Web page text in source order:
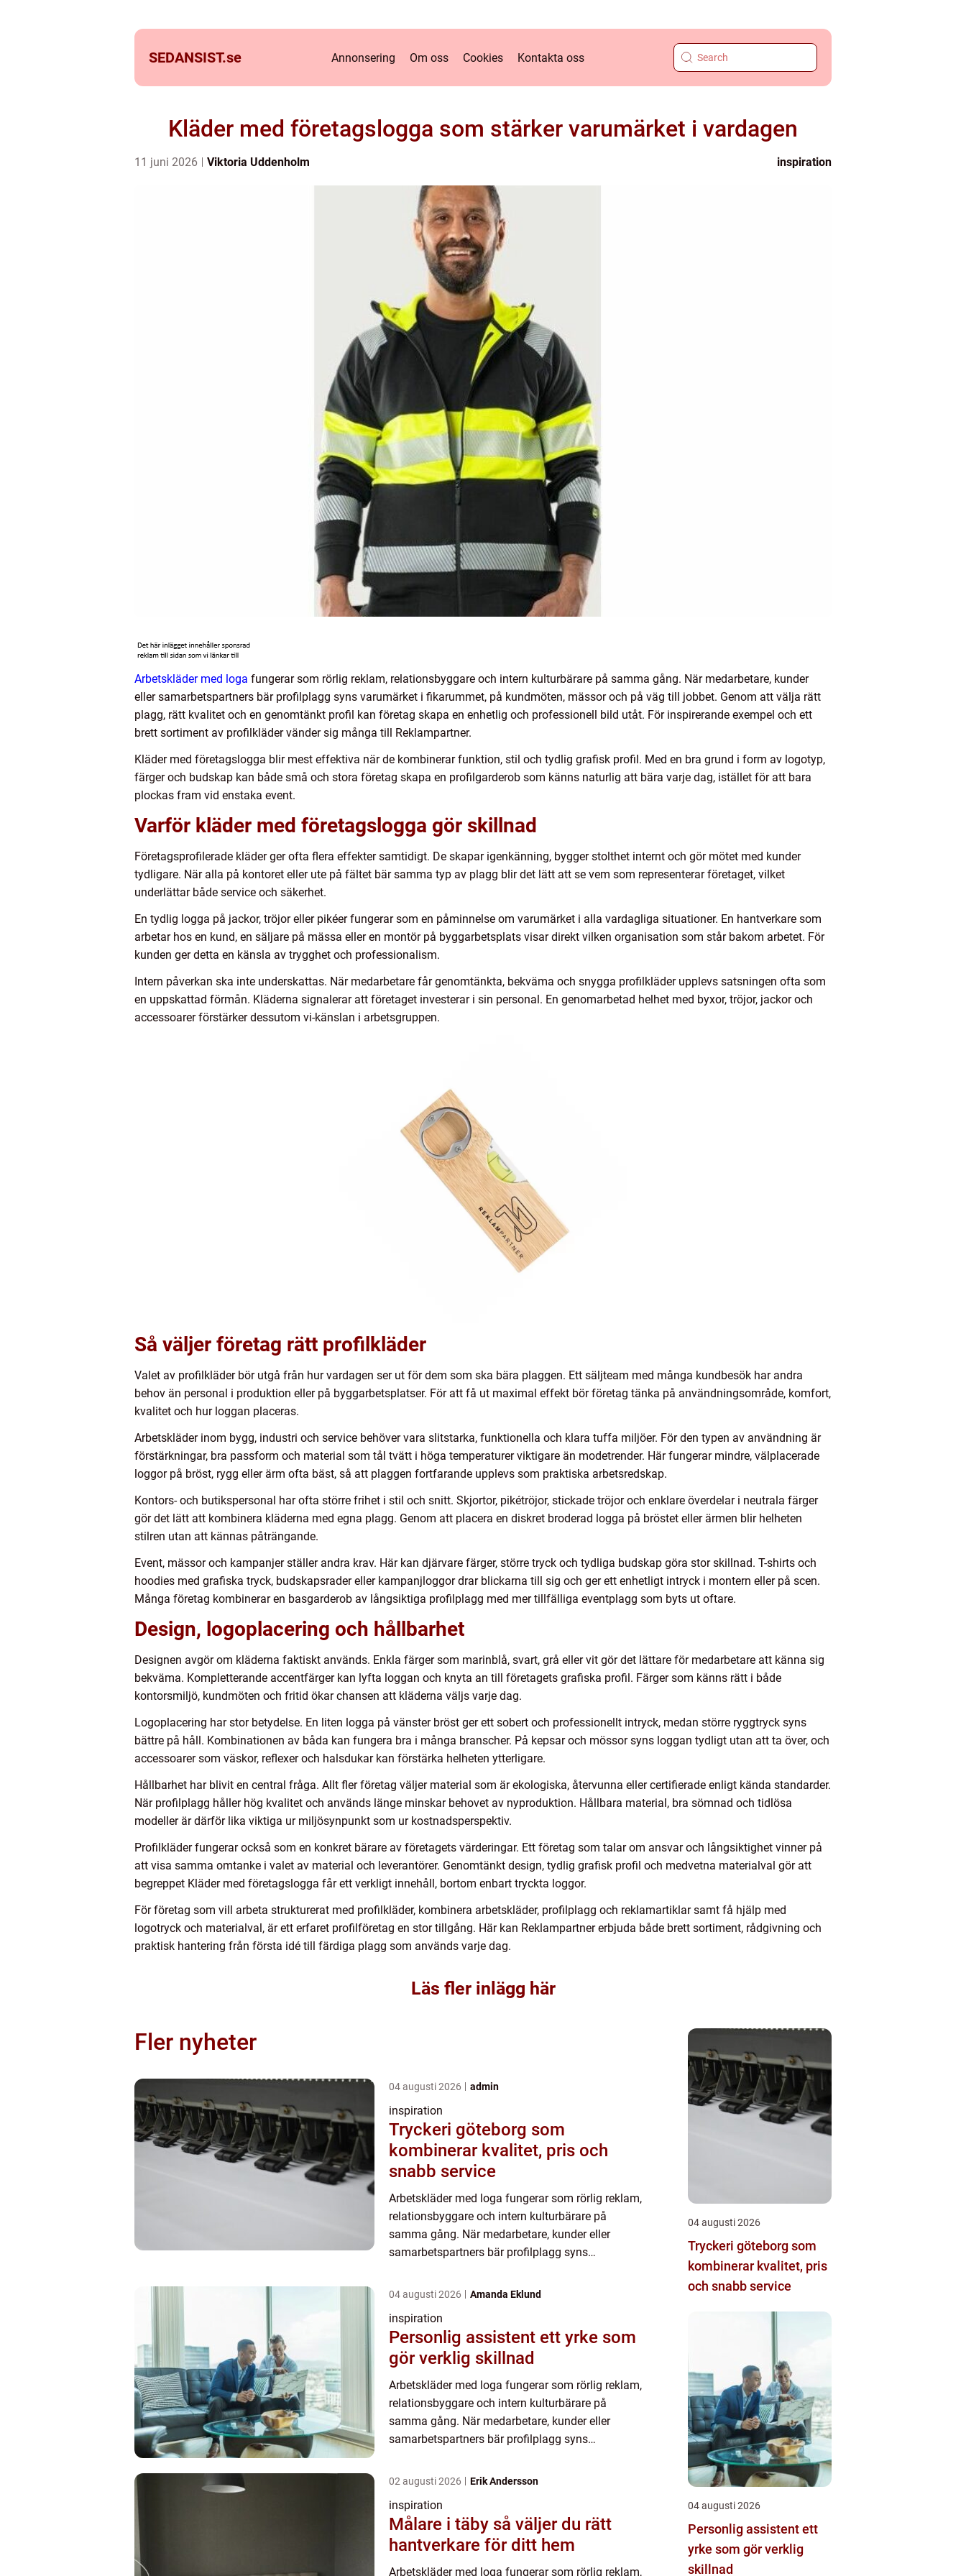
SEDANSIST.se Annonsering Om oss Cookies Kontakta oss
Kläder med företagslogga som stärker varumärket i vardagen
11 juni 2026 Viktoria Uddenholm inspiration
Arbetskläder med loga fungerar som rörlig reklam, relationsbyggare och intern kulturbärare på samma gång. När medarbetare, kunder
eller samarbetspartners bär profilplagg syns varumärket i fikarummet, på kundmöten, mässor och på väg till jobbet. Genom att välja rätt
plagg, rätt kvalitet och en genomtänkt profil kan företag skapa en enhetlig och professionell bild utåt. För inspirerande exempel och ett
brett sortiment av profilkläder vänder sig många till Reklampartner.
Kläder med företagslogga blir mest effektiva när de kombinerar funktion, stil och tydlig grafisk profil. Med en bra grund i form av logotyp,
färger och budskap kan både små och stora företag skapa en profilgarderob som känns naturlig att bära varje dag, istället för att bara
plockas fram vid enstaka event.
Varför kläder med företagslogga gör skillnad
Företagsprofilerade kläder ger ofta flera effekter samtidigt. De skapar igenkänning, bygger stolthet internt och gör mötet med kunder
tydligare. När alla på kontoret eller ute på fältet bär samma typ av plagg blir det lätt att se vem som representerar företaget, vilket
underlättar både service och säkerhet.
En tydlig logga på jackor, tröjor eller pikéer fungerar som en påminnelse om varumärket i alla vardagliga situationer. En hantverkare som
arbetar hos en kund, en säljare på mässa eller en montör på byggarbetsplats visar direkt vilken organisation som står bakom arbetet. För
kunden ger detta en känsla av trygghet och professionalism.
Intern påverkan ska inte underskattas. När medarbetare får genomtänkta, bekväma och snygga profilkläder upplevs satsningen ofta som
en uppskattad förmån. Kläderna signalerar att företaget investerar i sin personal. En genomarbetad helhet med byxor, tröjor, jackor och
accessoarer förstärker dessutom vi-känslan i arbetsgruppen.
Så väljer företag rätt profilkläder
Valet av profilkläder bör utgå från hur vardagen ser ut för dem som ska bära plaggen. Ett säljteam med många kundbesök har andra
behov än personal i produktion eller på byggarbetsplatser. För att få ut maximal effekt bör företag tänka på användningsområde, komfort,
kvalitet och hur loggan placeras.
Arbetskläder inom bygg, industri och service behöver vara slitstarka, funktionella och klara tuffa miljöer. För den typen av användning är
förstärkningar, bra passform och material som tål tvätt i höga temperaturer viktigare än modetrender. Här fungerar mindre, välplacerade
loggor på bröst, rygg eller ärm ofta bäst, så att plaggen fortfarande upplevs som praktiska arbetsredskap.
Kontors- och butikspersonal har ofta större frihet i stil och snitt. Skjortor, pikétröjor, stickade tröjor och enklare överdelar i neutrala färger
gör det lätt att kombinera kläderna med egna plagg. Genom att placera en diskret broderad logga på bröstet eller ärmen blir helheten
stilren utan att kännas påträngande.
Event, mässor och kampanjer ställer andra krav. Här kan djärvare färger, större tryck och tydliga budskap göra stor skillnad. T-shirts och
hoodies med grafiska tryck, budskapsrader eller kampanjloggor drar blickarna till sig och ger ett enhetligt intryck i montern eller på scen.
Många företag kombinerar en basgarderob av långsiktiga profilplagg med mer tillfälliga eventplagg som byts ut oftare.
Design, logoplacering och hållbarhet
Designen avgör om kläderna faktiskt används. Enkla färger som marinblå, svart, grå eller vit gör det lättare för medarbetare att känna sig
bekväma. Kompletterande accentfärger kan lyfta loggan och knyta an till företagets grafiska profil. Färger som känns rätt i både
kontorsmiljö, kundmöten och fritid ökar chansen att kläderna väljs varje dag.
Logoplacering har stor betydelse. En liten logga på vänster bröst ger ett sobert och professionellt intryck, medan större ryggtryck syns
bättre på håll. Kombinationen av båda kan fungera bra i många branscher. På kepsar och mössor syns loggan tydligt utan att ta över, och
accessoarer som väskor, reflexer och halsdukar kan förstärka helheten ytterligare.
Hållbarhet har blivit en central fråga. Allt fler företag väljer material som är ekologiska, återvunna eller certifierade enligt kända standarder.
När profilplagg håller hög kvalitet och används länge minskar behovet av nyproduktion. Hållbara material, bra sömnad och tidlösa
modeller är därför lika viktiga ur miljösynpunkt som ur kostnadsperspektiv.
Profilkläder fungerar också som en konkret bärare av företagets värderingar. Ett företag som talar om ansvar och långsiktighet vinner på
att visa samma omtanke i valet av material och leverantörer. Genomtänkt design, tydlig grafisk profil och medvetna materialval gör att
begreppet Kläder med företagslogga får ett verkligt innehåll, bortom enbart tryckta loggor.
För företag som vill arbeta strukturerat med profilkläder, kombinera arbetskläder, profilplagg och reklamartiklar samt få hjälp med
logotryck och materialval, är ett erfaret profilföretag en stor tillgång. Här kan Reklampartner erbjuda både brett sortiment, rådgivning och
praktisk hantering från första idé till färdiga plagg som används varje dag.
Läs fler inlägg här
Fler nyheter
04 augusti 2026 admin
inspiration
Tryckeri göteborg som
kombinerar kvalitet, pris och
snabb service
Arbetskläder med loga fungerar som rörlig reklam,
relationsbyggare och intern kulturbärare på
samma gång. När medarbetare, kunder eller
samarbetspartners bär profilplagg syns
04 augusti 2026 Amanda Eklund
inspiration
Personlig assistent ett yrke som
gör verklig skillnad
Arbetskläder med loga fungerar som rörlig reklam,
relationsbyggare och intern kulturbärare på
samma gång. När medarbetare, kunder eller
samarbetspartners bär profilplagg syns
02 augusti 2026 Erik Andersson
inspiration
Målare i täby så väljer du rätt
hantverkare för ditt hem
Arbetskläder med loga fungerar som rörlig reklam,
04 augusti 2026
Tryckeri göteborg som
kombinerar kvalitet, pris
och snabb service
04 augusti 2026
Personlig assistent ett
yrke som gör verklig
skillnad